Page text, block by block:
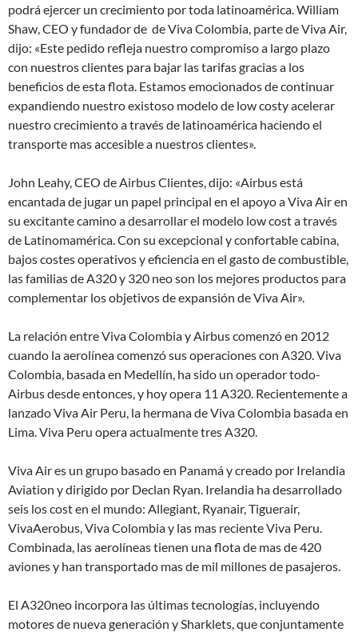
podrá ejercer un crecimiento por toda latinoamérica. William
Shaw, CEO y fundador de de Viva Colombia, parte de Viva Air,
dijo: «Este pedido refleja nuestro compromiso a largo plazo
con nuestros clientes para bajar las tarifas gracias a los
beneficios de esta flota. Estamos emocionados de continuar
expandiendo nuestro existoso modelo de low costy acelerar
nuestro crecimiento a través de latinoamérica haciendo el
transporte mas accesible a nuestros clientes».
John Leahy, CEO de Airbus Clientes, dijo: «Airbus está
encantada de jugar un papel principal en el apoyo a Viva Air en
su excitante camino a desarrollar el modelo low cost a través
de Latinomamérica. Con su excepcional y confortable cabina,
bajos costes operativos y eficiencia en el gasto de combustible,
las familias de A320 y 320 neo son los mejores productos para
complementar los objetivos de expansión de Viva Air».
La relación entre Viva Colombia y Airbus comenzó en 2012
cuando la aerolínea comenzó sus operaciones con A320. Viva
Colombia, basada en Medellín, ha sido un operador todo-
Airbus desde entonces, y hoy opera 11 A320. Recientemente a
lanzado Viva Air Peru, la hermana de Viva Colombia basada en
Lima. Viva Peru opera actualmente tres A320.
Viva Air es un grupo basado en Panamá y creado por Irelandia
Aviation y dirigido por Declan Ryan. Irelandia ha desarrollado
seis los cost en el mundo: Allegiant, Ryanair, Tiguerair,
VivaAerobus, Viva Colombia y las mas reciente Viva Peru.
Combinada, las aerolíneas tienen una flota de mas de 420
aviones y han transportado mas de mil millones de pasajeros.
El A320neo incorpora las últimas tecnologías, incluyendo
motores de nueva generación y Sharklets, que conjuntamente